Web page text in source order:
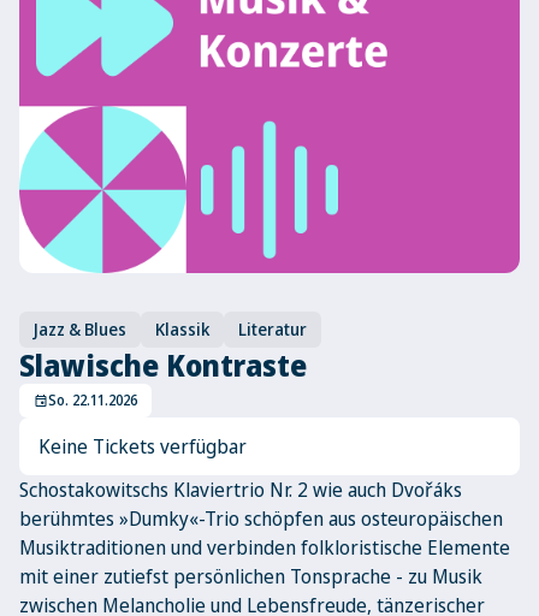
Jazz & Blues Klassik Literatur
Slawische Kontraste
eventSo. 22.11.2026
Keine Tickets verfügbar
Schostakowitschs Klaviertrio Nr. 2 wie auch Dvořáks
berühmtes »Dumky«-Trio schöpfen aus osteuropäischen
Musiktraditionen und verbinden folkloristische Elemente
mit einer zutiefst persönlichen Tonsprache - zu Musik
zwischen Melancholie und Lebensfreude, tänzerischer